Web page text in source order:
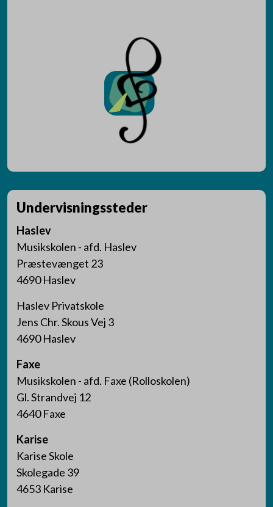
Undervisningssteder
Haslev
Musikskolen - afd. Haslev
Præstevænget 23
4690 Haslev
Haslev Privatskole
Jens Chr. Skous Vej 3
4690 Haslev
Faxe
Musikskolen - afd. Faxe (Rolloskolen)
Gl. Strandvej 12
4640 Faxe
Karise
Karise Skole
Skolegade 39
4653 Karise